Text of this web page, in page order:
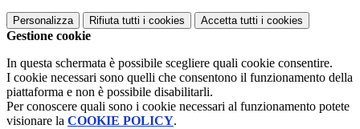
Personalizza Rifiuta tutti i cookies Accetta tutti i cookies
Gestione cookie
In questa schermata è possibile scegliere quali cookie consentire.
I cookie necessari sono quelli che consentono il funzionamento della
piattaforma e non è possibile disabilitarli.
Per conoscere quali sono i cookie necessari al funzionamento potete
visionare la COOKIE POLICY.